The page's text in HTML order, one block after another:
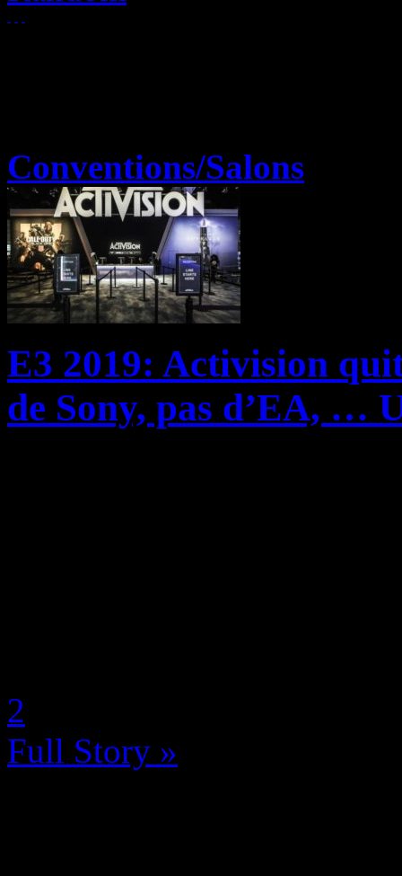
Conventions/Salons
E3 2019: Activision
de Sony, pas d’EA, …
2
Full Story »